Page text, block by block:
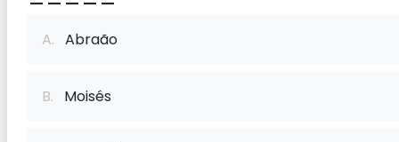
A. Abraão
B. Moisés